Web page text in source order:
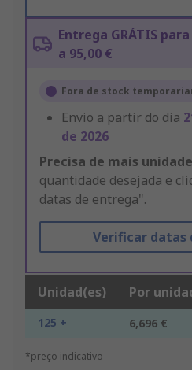
Entrega GRÁTIS
a 95,00 €
Fora de stock
Envio a partir do dia
de 2026
Precisa de mais
quantidade desejada e
datas de entrega".
Verificar datas
Unidad(es) Por
125 + 6,696 €
*preço indicativo